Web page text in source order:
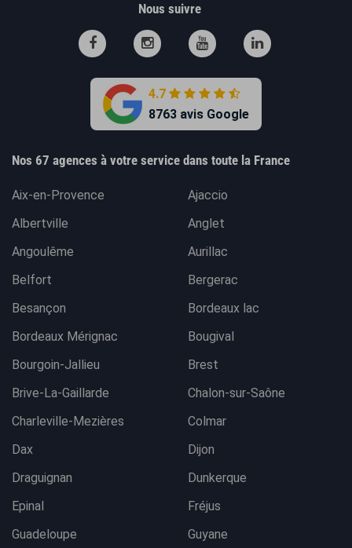
Nous suivre
4.7
8763 avis Google
Nos 67 agences à votre service dans toute la France
Aix-en-Provence
Ajaccio
Albertville
Anglet
Angoulême
Aurillac
Belfort
Bergerac
Besançon
Bordeaux lac
Bordeaux Mérignac
Bougival
Bourgoin-Jallieu
Brest
Brive-La-Gaillarde
Chalon-sur-Saône
Charleville-Mezières
Colmar
Dax
Dijon
Draguignan
Dunkerque
Epinal
Fréjus
Guadeloupe
Guyane